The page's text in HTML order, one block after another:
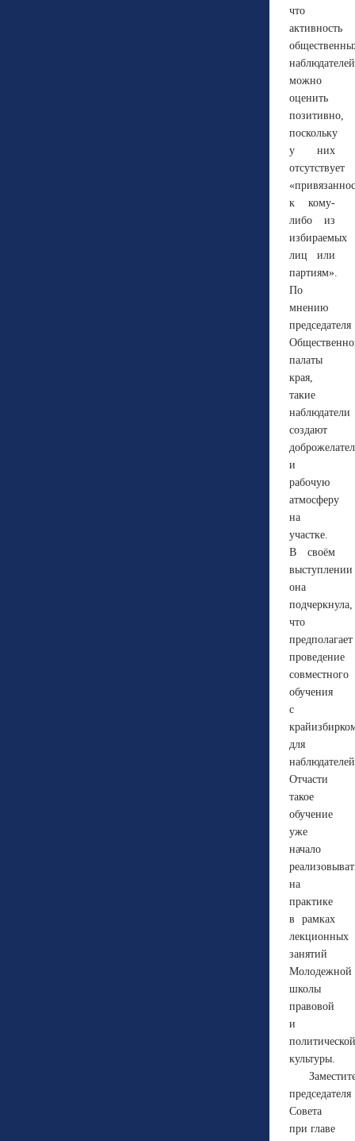
что
активность
наблюдателей
можно
оценить
позитивно,
поскольку
у них
отсутствует
к кому-
либо из
избираемых
лиц или
партиям».
По
мнению
председателя
палаты
края,
такие
наблюдатели
создают
и
рабочую
атмосферу
на
участке.
В своём
выступлении
она
подчеркнула,
что
предполагает
проведение
совместного
обучения
с
для
Отчасти
такое
обучение
уже
начало
на
практике
в рамках
лекционных
занятий
Молодежной
школы
правовой
и
политической
культуры.
председателя
Совета
при главе